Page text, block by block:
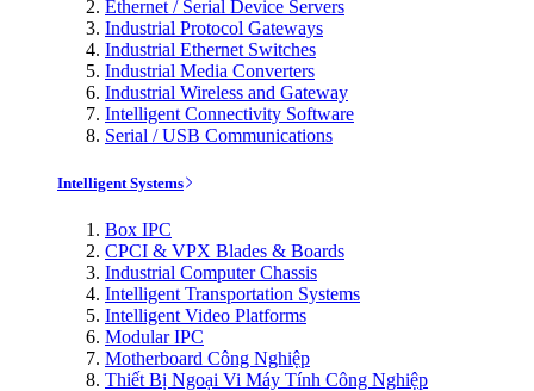
Ethernet / Serial Device Servers
Industrial Protocol Gateways
Industrial Ethernet Switches
Industrial Media Converters
Industrial Wireless and Gateway
Intelligent Connectivity Software
Serial / USB Communications
Intelligent Systems
Box IPC
CPCI & VPX Blades & Boards
Industrial Computer Chassis
Intelligent Transportation Systems
Intelligent Video Platforms
Modular IPC
Motherboard Công Nghiệp
Thiết Bị Ngoại Vi Máy Tính Công Nghiệp